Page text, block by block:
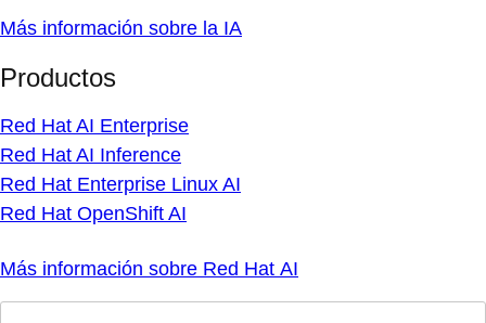
Más información sobre la IA
Productos
Red Hat AI Enterprise
Red Hat AI Inference
Red Hat Enterprise Linux AI
Red Hat OpenShift AI
Más información sobre Red Hat AI